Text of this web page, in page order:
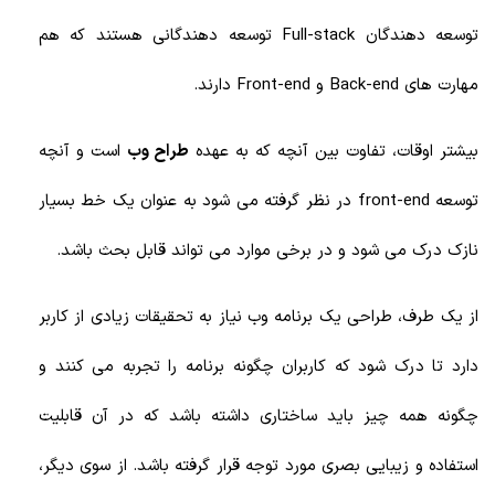
توسعه دهندگان Full-stack توسعه دهندگانی هستند که هم
مهارت های Back-end و Front-end دارند.
بیشتر اوقات، تفاوت بین آنچه که به عهده طراح وب است و آنچه
توسعه front-end در نظر گرفته می شود به عنوان یک خط بسیار
نازک درک می شود و در برخی موارد می تواند قابل بحث باشد.
از یک طرف، طراحی یک برنامه وب نیاز به تحقیقات زیادی از کاربر
دارد تا درک شود که کاربران چگونه برنامه را تجربه می کنند و
چگونه همه چیز باید ساختاری داشته باشد که در آن قابلیت
استفاده و زیبایی بصری مورد توجه قرار گرفته باشد. از سوی دیگر،